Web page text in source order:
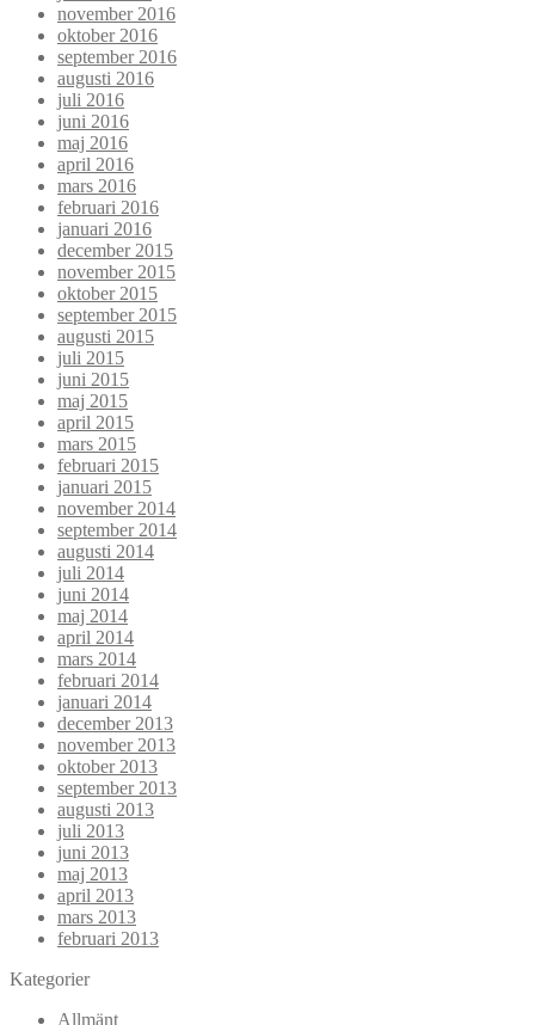
november 2016
oktober 2016
september 2016
augusti 2016
juli 2016
juni 2016
maj 2016
april 2016
mars 2016
februari 2016
januari 2016
december 2015
november 2015
oktober 2015
september 2015
augusti 2015
juli 2015
juni 2015
maj 2015
april 2015
mars 2015
februari 2015
januari 2015
november 2014
september 2014
augusti 2014
juli 2014
juni 2014
maj 2014
april 2014
mars 2014
februari 2014
januari 2014
december 2013
november 2013
oktober 2013
september 2013
augusti 2013
juli 2013
juni 2013
maj 2013
april 2013
mars 2013
februari 2013
Kategorier
Allmänt